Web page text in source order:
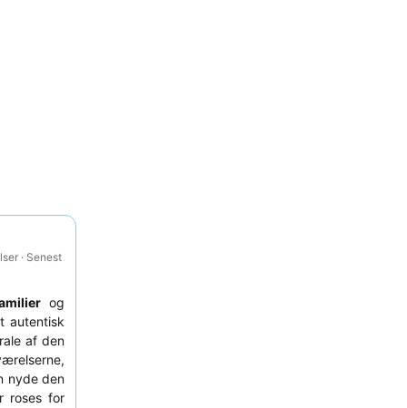
· Senest
og
autentisk
af den
nyde den
roses for